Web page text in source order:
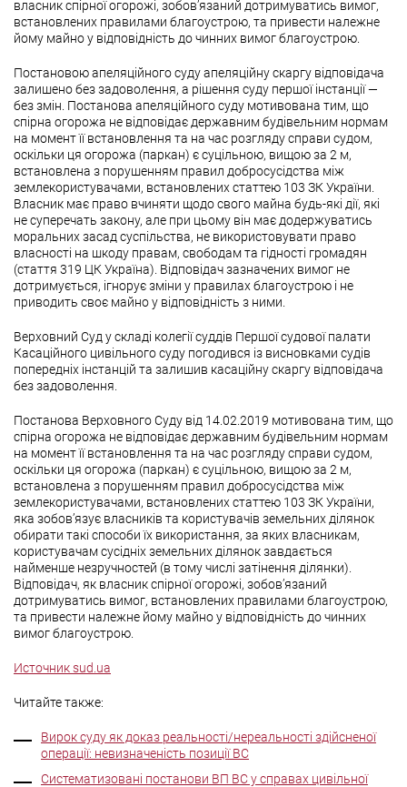
власник спірної огорожі, зобов’язаний дотримуватись вимог,
встановлених правилами благоустрою, та привести належне
йому майно у відповідність до чинних вимог благоустрою.
Постановою апеляційного суду апеляційну скаргу відповідача
залишено без задоволення, а рішення суду першої інстанції —
без змін. Постанова апеляційного суду мотивована тим, що
спірна огорожа не відповідає державним будівельним нормам
на момент її встановлення та на час розгляду справи судом,
оскільки ця огорожа (паркан) є суцільною, вищою за 2 м,
встановлена з порушенням правил добросусідства між
землекористувачами, встановлених статтею 103 ЗК України.
Власник має право вчиняти щодо свого майна будь-які дії, які
не суперечать закону, але при цьому він має додержуватись
моральних засад суспільства, не використовувати право
власності на шкоду правам, свободам та гідності громадян
(стаття 319 ЦК Україна). Відповідач зазначених вимог не
дотримується, ігнорує зміни у правилах благоустрою і не
приводить своє майно у відповідність з ними.
Верховний Суд у складі колегії суддів Першої судової палати
Касаційного цивільного суду погодився із висновками судів
попередніх інстанцій та залишив касаційну скаргу відповідача
без задоволення.
Постанова Верховного Суду від 14.02.2019 мотивована тим, що
спірна огорожа не відповідає державним будівельним нормам
на момент її встановлення та на час розгляду справи судом,
оскільки ця огорожа (паркан) є суцільною, вищою за 2 м,
встановлена з порушенням правил добросусідства між
землекористувачами, встановлених статтею 103 ЗК України,
яка зобов’язує власників та користувачів земельних ділянок
обирати такі способи їх використання, за яких власникам,
користувачам сусідніх земельних ділянок завдається
найменше незручностей (в тому числі затінення ділянки).
Відповідач, як власник спірної огорожі, зобов’язаний
дотримуватись вимог, встановлених правилами благоустрою,
та привести належне йому майно у відповідність до чинних
вимог благоустрою.
Источник sud.ua
Читайте также:
Вирок суду як доказ реальності/нереальності здійсненої
операції: невизначеність позиції ВС
Систематизовані постанови ВП ВС у справах цивільної